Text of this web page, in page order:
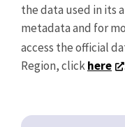
the data used in its
metadata and for
access the official
Region, clickhere .